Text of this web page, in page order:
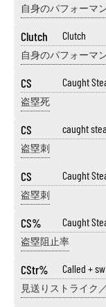
自身のパフォーマ
Clutch Clutch
自身のパフォーマ
CS Caught
盗塁死
CS caught
盗塁刺
CS Caught
盗塁刺
CS% Caught
盗塁阻止率
CStr% Called +
見送りストライク